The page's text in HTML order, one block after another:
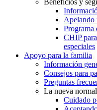
Apelando
Programa
CHIP
especiales
Apoyo para la familia
Información
Consejos para
Preguntas
La nueva
Cuidado